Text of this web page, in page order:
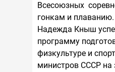
Всесоюзных
гонкам и
Надежда Кныш
программу
физкультуре и
министров СССР на